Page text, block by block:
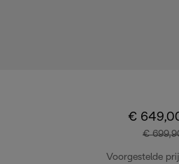
€
€
Voorgestelde